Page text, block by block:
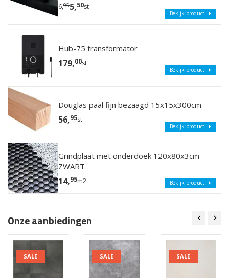
6,955,50st
Bekijk product
Hub-75 transformator
179,00st
Bekijk product
Douglas paal fijn bezaagd 15x15x300cm
56,95st
Bekijk product
Grindplaat met onderdoek 120x80x3cm
ZWART
14,95m2 Bekijk product
Onze aanbiedingen
SALE SALE SALE